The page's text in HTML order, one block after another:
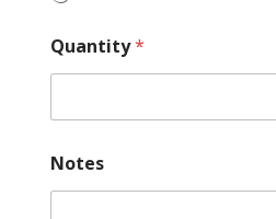
T
-
h
r
t
T
Quantity*
Notes